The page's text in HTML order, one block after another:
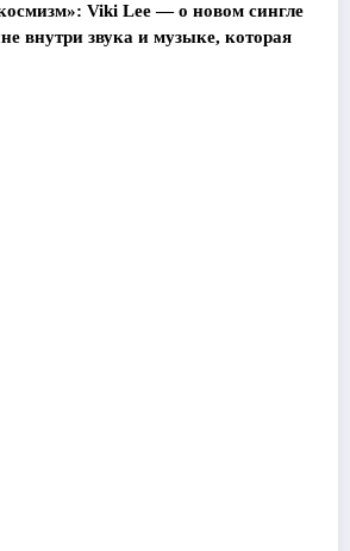
Viki Lee — о новом сингле
внутри звука и музыке, которая